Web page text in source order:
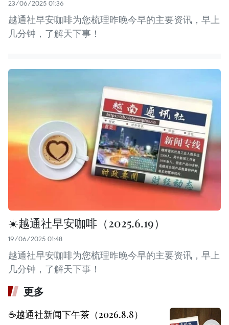
23/06/2025 01:36
越通社早安咖啡为您梳理昨晚今早的主要资讯，早上
几分钟，了解天下事！
☀️越通社早安咖啡（2025.6.19）
19/06/2025 01:48
越通社早安咖啡为您梳理昨晚今早的主要资讯，早上
几分钟，了解天下事！
更多
☕️越通社新闻下午茶（2026.8.8）